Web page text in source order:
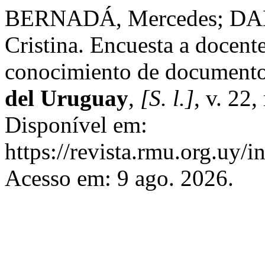
BERNADÁ, Mercedes;
Cristina. Encuesta a
conocimiento de
del Uruguay, [S. l.], v. 22,
Disponível em:
https://revista.rmu.org.uy/
Acesso em: 9 ago. 2026.